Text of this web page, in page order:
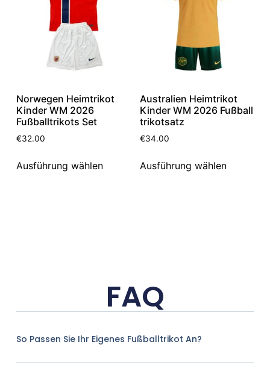
Norwegen Heimtrikot
Kinder WM 2026
Fußballtrikots Set
€32.00
Ausführung wählen
Australien Heimtrikot
Kinder WM 2026 Fußball
trikotsatz
€34.00
Ausführung wählen
FAQ
So Passen Sie Ihr Eigenes Fußballtrikot An?